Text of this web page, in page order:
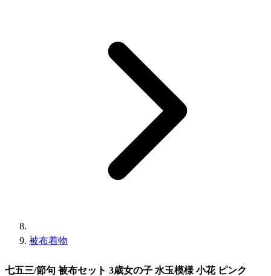
被布着物
七五三/節句 被布セット 3歳女の子 水玉模様 小花 ピンク